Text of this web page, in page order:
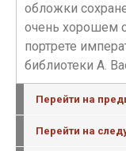
обложки
очень хорошем
портрете
библиотеки А.
Перейти на
Перейти на